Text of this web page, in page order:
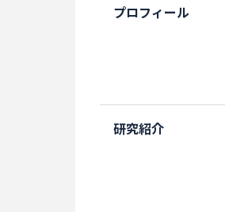
プロフィール
研究紹介